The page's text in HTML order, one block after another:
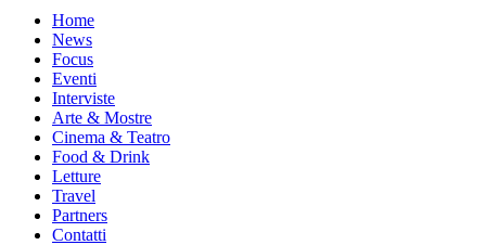
Home
News
Focus
Eventi
Interviste
Arte & Mostre
Cinema & Teatro
Food & Drink
Letture
Travel
Partners
Contatti